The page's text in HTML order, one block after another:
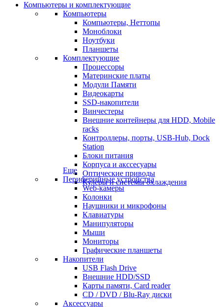
Компьютеры и комплектующие
Компьютеры
Компьютеры, Неттопы
Моноблоки
Ноутбуки
Планшеты
Комплектующие
Процессоры
Материнские платы
Модули Памяти
Видеокарты
SSD-накопители
Винчестеры
Внешние контейнеры для HDD, Mobile
racks
Контроллеры, порты, USB-Hub, Dock
Station
Блоки питания
Корпуса и акссесуары
Оптические приводы
Кулеры и системы охлаждения
Еще
Периферийные устройства
Web-камеры
Колонки
Наушники и микрофоны
Клавиатуры
Манипуляторы
Мыши
Мониторы
Графические планшеты
Накопители
USB Flash Drive
Внешние HDD/SSD
Карты памяти, Card reader
CD / DVD / Blu-Ray диски
Аксессуары